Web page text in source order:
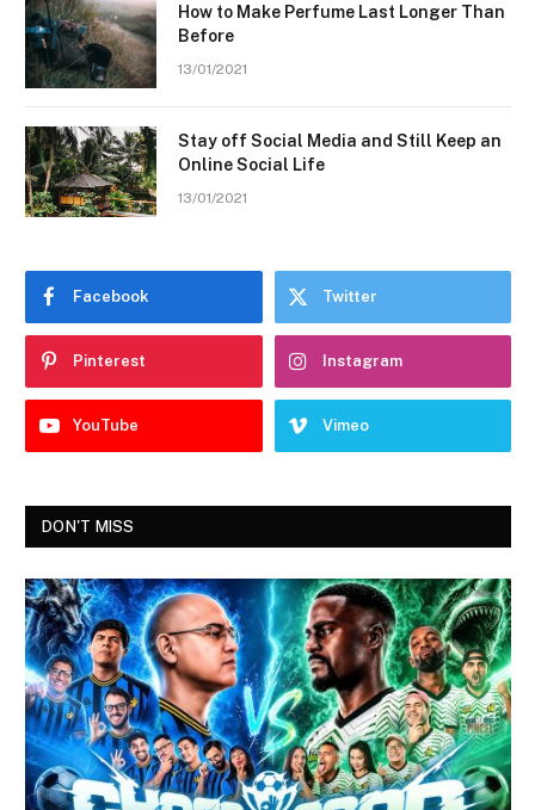
How to Make Perfume Last Longer Than
Before
13/01/2021
Stay off Social Media and Still Keep an
Online Social Life
13/01/2021
Facebook Twitter
Pinterest Instagram
YouTube Vimeo
DON'T MISS